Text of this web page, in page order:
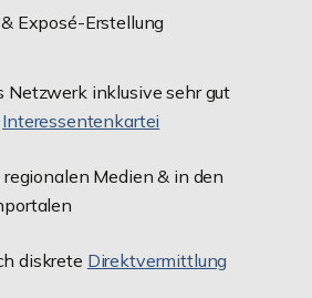
Exposé-Erstellung
Netzwerk inklusive sehr gut
Interessentenkartei
Medien & in den
diskrete Direktvermittlung